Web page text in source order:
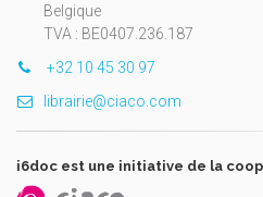
Belgique
TVA : BE0407.236.187
+32 10 45 30 97
librairie@ciaco.com
i6doc est une initiative de la